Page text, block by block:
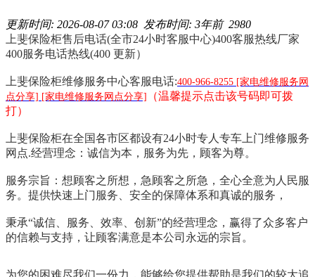
更新时间: 2026-08-07 03:08 发布时间: 3年前 2980
上斐保险柜售后电话(全市24小时客服中心)400客服热线厂家
400服务电话热线(400 更新）
上斐保险柜维修服务中心客服电话:400-966-8255 [家电维修服务网
点分享] [家电维修服务网点分享]
（温馨提示点击该号码即可拨
打）
上斐保险柜在全国各市区都设有24小时专人专车上门维修服务
网点.经营理念：诚信为本，服务为先，顾客为尊。
服务宗旨：想顾客之所想，急顾客之所急，全心全意为人民服
务。提供快速上门服务、安全的保障体系和真诚的服务，
秉承“诚信、服务、效率、创新”的经营理念，赢得了众多客户
的信赖与支持，让顾客满意是本公司永远的宗旨。
为您的困难尽我们一份力，能够给您提供帮助是我们的较大追